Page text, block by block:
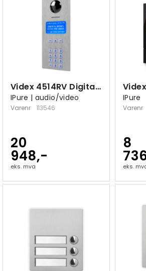
Videx 4514RV Digital Porttelefon
IPure | audio/video
Varenr 113546
20
948,-
eks. mva
IPure
Varenr
8
eks.